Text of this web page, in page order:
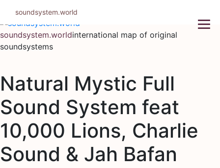
content
soundsystem.worldinternational map of original
soundsystems
Natural Mystic Full
Sound System feat
10,000 Lions, Charlie
Sound & Jah Bafan
soundsystem.world